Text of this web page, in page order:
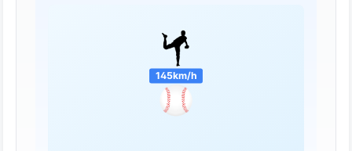
145km/h